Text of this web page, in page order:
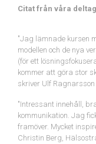
Citat från våra
"Jag lämnade kursen
modellen och de nya
(för ett
kommer att göra stor
skriver Ulf
"Intressant innehåll,
kommunikation. Jag
framöver. Mycket
Christin Berg,